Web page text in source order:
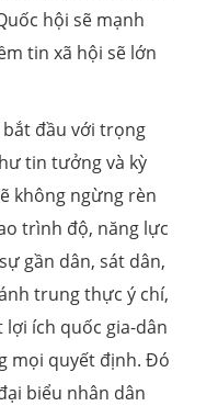
hội sẽ mạnh
tin xã hội sẽ lớn
bắt đầu với trọng
tin tưởng và kỳ
không ngừng rèn
trình độ, năng lực
gần dân, sát dân,
trung thực ý chí,
lợi ích quốc gia-dân
mọi quyết định. Đó
biểu nhân dân